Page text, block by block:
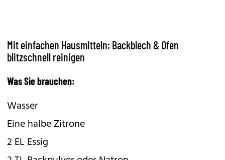
Mit einfachen Hausmitteln: Backblech & Ofen
blitzschnell reinigen
Was Sie brauchen:
Wasser
Eine halbe Zitrone
2 EL Essig